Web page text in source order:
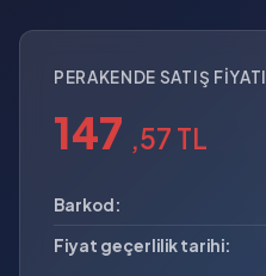
PERAKENDE SATIŞ FIYATI
147 ,57 TL
Barkod:
Fiyat geçerlilik tarihi: